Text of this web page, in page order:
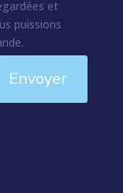
et
puissions
Envoyer